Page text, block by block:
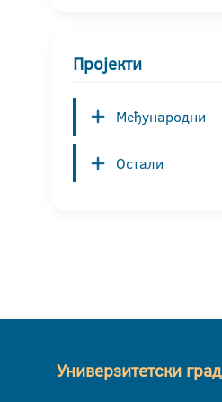
Пројекти
Међународни
Остали
Универзитетски град